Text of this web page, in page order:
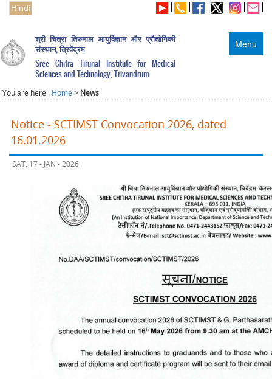
Hindi
Menu
श्री चित्रा तिरुनाल आयुर्विज्ञान और प्रौद्योगिकी
संस्थान, त्रिवेंद्रम
Sree Chitra Tirunal Institute for Medical
Sciences and Technology, Trivandrum
You are here : Home > News
Notice - SCTIMST Convocation 2026, dated
16.01.2026
SAT, 17 - JAN - 2026